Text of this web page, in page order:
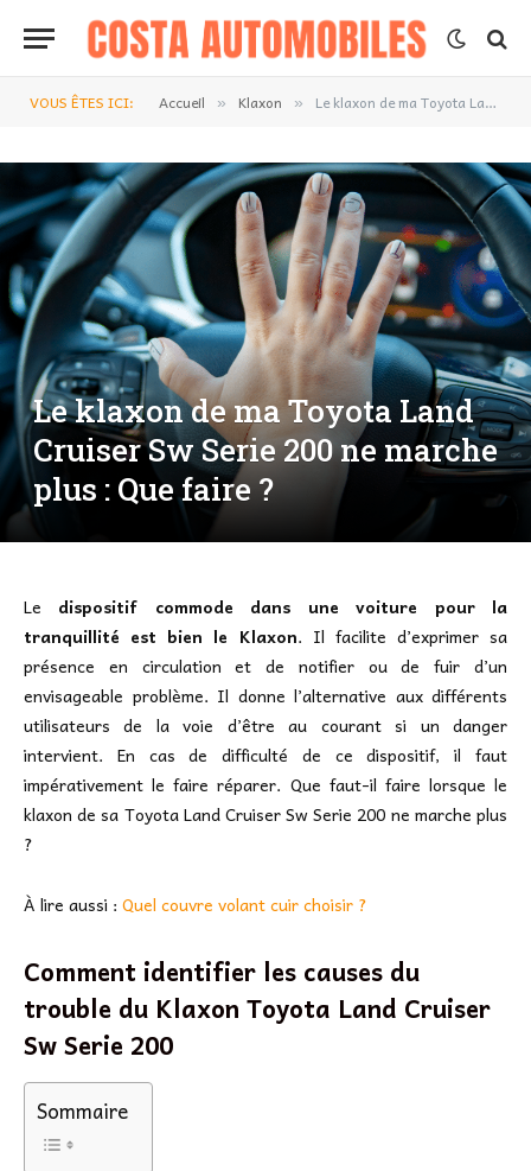
VOUS ÊTES ICI: Accueil » Klaxon » Le klaxon de ma Toyota Land Cruiser Sw Serie 200 ne marche plus : Que faire ?
Le klaxon de ma Toyota Land
Cruiser Sw Serie 200 ne marche
plus : Que faire ?
Le dispositif commode dans une voiture pour la
tranquillité est bien le Klaxon. Il facilite d’exprimer sa
présence en circulation et de notifier ou de fuir d’un
envisageable problème. Il donne l’alternative aux différents
utilisateurs de la voie d’être au courant si un danger
intervient. En cas de difficulté de ce dispositif, il faut
impérativement le faire réparer. Que faut-il faire lorsque le
klaxon de sa Toyota Land Cruiser Sw Serie 200 ne marche plus
?
À lire aussi : Quel couvre volant cuir choisir ?
Comment identifier les causes du
trouble du Klaxon Toyota Land Cruiser
Sw Serie 200
Sommaire